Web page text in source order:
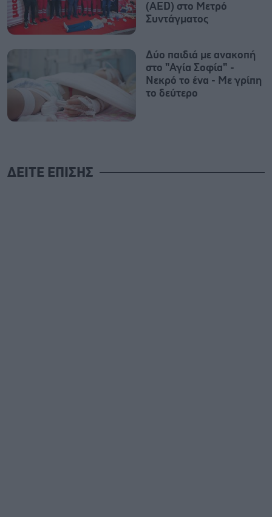
(AED) στο Μετρό
Συντάγματος
Δύο παιδιά με ανακοπή
στο "Αγία Σοφία" -
Νεκρό το ένα - Με γρίπη
το δεύτερο
ΔΕΙΤΕ ΕΠΙΣΗΣ